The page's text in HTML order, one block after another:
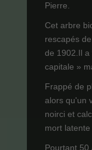
Pierre.
Cet arbre
rescapés
de 1902.Il a
capitale »
Frappé de
alors qu'un
noirci et
mort
Pourtant 50